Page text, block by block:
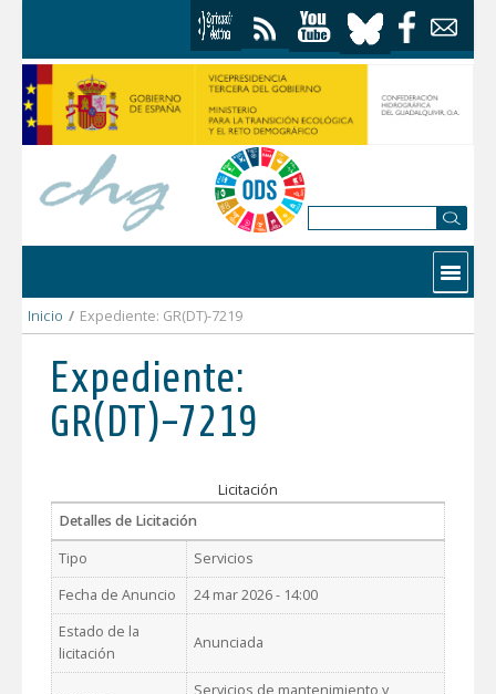
Contactar
Inicio / Expediente: GR(DT)-7219
Expediente:
GR(DT)-7219
Licitación
Detalles de Licitación
Tipo
Servicios
Fecha de Anuncio
24 mar 2026 - 14:00
Estado de la
licitación
Anunciada
Servicios de mantenimiento y